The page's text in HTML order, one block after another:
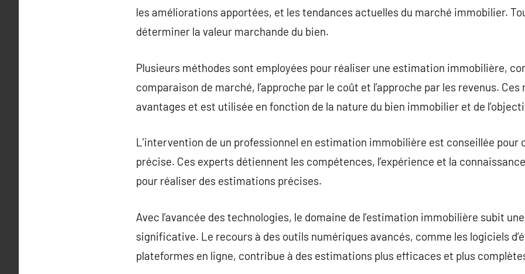
les améliorations apportées, et les tendances actuelles du marché immobilier.
déterminer la valeur marchande du bien.
Plusieurs méthodes sont employées pour réaliser une estimation immobilière,
comparaison de marché, l’approche par le coût et l’approche par les revenus.
avantages et est utilisée en fonction de la nature du bien immobilier et de
L’intervention de un professionnel en estimation immobilière est conseillée pour
précise. Ces experts détiennent les compétences, l’expérience et la
pour réaliser des estimations précises.
Avec l’avancée des technologies, le domaine de l’estimation immobilière subit
significative. Le recours à des outils numériques avancés, comme les logiciels
plateformes en ligne, contribue à des estimations plus efficaces et plus